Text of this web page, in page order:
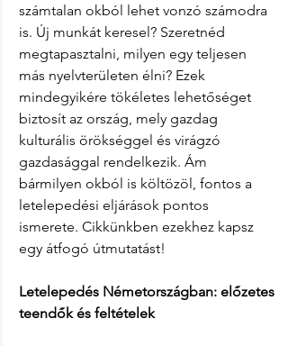
számtalan okból lehet vonzó számodra
is. Új munkát keresel? Szeretnéd
megtapasztalni, milyen egy teljesen
más nyelvterületen élni? Ezek
mindegyikére tökéletes lehetőséget
biztosít az ország, mely gazdag
kulturális örökséggel és virágzó
gazdasággal rendelkezik. Ám
bármilyen okból is költözöl, fontos a
letelepedési eljárások pontos
ismerete. Cikkünkben ezekhez kapsz
egy átfogó útmutatást!
Letelepedés Németországban: előzetes
teendők és feltételek